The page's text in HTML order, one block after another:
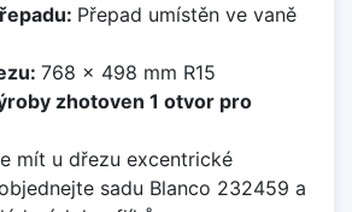
Přepad umístěn ve vaně
768 x 498 mm R15
zhotoven 1 otvor pro
mít u dřezu excentrické
sadu Blanco 232459 a